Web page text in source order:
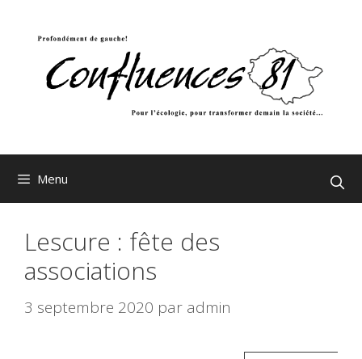
Menu
Lescure : fête des
associations
3 septembre 2020 par admin